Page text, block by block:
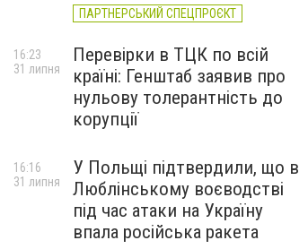
ПАРТНЕРСЬКИЙ СПЕЦПРОЄКТ
Перевірки в ТЦК по всій
країні: Генштаб заявив про
нульову толерантність до
корупції
16:23
31 липня
У Польщі підтвердили, що в
Люблінському воєводстві
під час атаки на Україну
впала російська ракета
16:16
31 липня